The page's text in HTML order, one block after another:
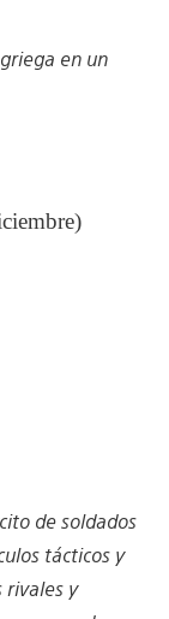
en un
de soldados
tácticos y
rivales y